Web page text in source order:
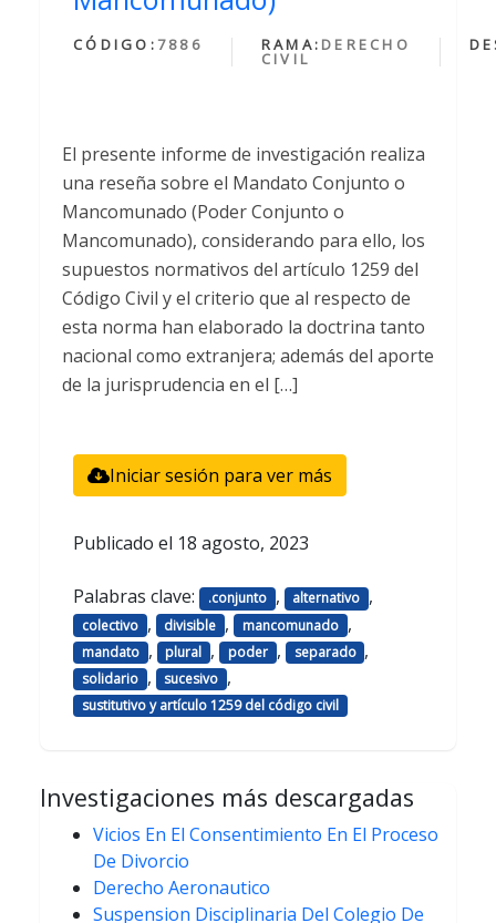
CÓDIGO: 7886 RAMA: DERECHO
CIVIL
El presente informe de investigación realiza
una reseña sobre el Mandato Conjunto o
Mancomunado (Poder Conjunto o
Mancomunado), considerando para ello, los
supuestos normativos del artículo 1259 del
Código Civil y el criterio que al respecto de
esta norma han elaborado la doctrina tanto
nacional como extranjera; además del aporte
de la jurisprudencia en el […]
Iniciar sesión para ver más
Publicado el 18 agosto, 2023
Palabras clave: .conjunto , alternativo ,
colectivo , divisible , mancomunado ,
mandato , plural , poder , separado ,
solidario , sucesivo ,
sustitutivo y artículo 1259 del código civil
Investigaciones más descargadas
Vicios En El Consentimiento En El Proceso
De Divorcio
Derecho Aeronautico
Suspension Disciplinaria Del Colegio De